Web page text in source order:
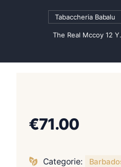
Tabaccheria Babalu
The Real Mccoy 12
€71.00
Categorie: